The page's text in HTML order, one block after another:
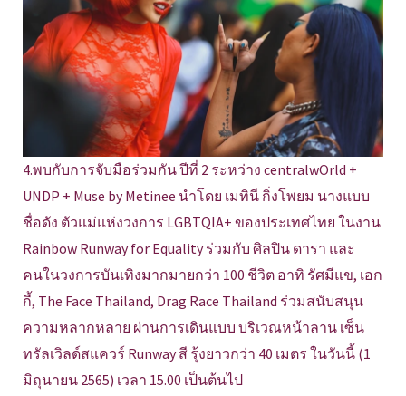
4.พบกับการจับมือร่วมกัน ปีที่ 2 ระหว่าง centralwOrld +
UNDP + Muse by Metinee นำโดย เมทินี กิ่งโพยม นางแบบ
ชื่อดัง ตัวแม่แห่งวงการ LGBTQIA+ ของประเทศไทย ในงาน
Rainbow Runway for Equality ร่วมกับ ศิลปิน ดารา และ
คนในวงการบันเทิงมากมายกว่า 100 ชีวิต อาทิ รัศมีแข, เอก
กี้, The Face Thailand, Drag Race Thailand ร่วมสนับสนุน
ความหลากหลาย ผ่านการเดินแบบ บริเวณหน้าลาน เซ็น
ทรัลเวิลด์สแควร์ Runway สี รุ้งยาวกว่า 40 เมตร ในวันนี้ (1
มิถุนายน 2565) เวลา 15.00 เป็นต้นไป